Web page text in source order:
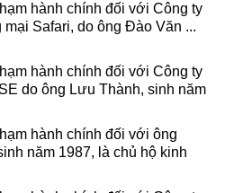
hành chính đối với Công ty
Safari, do ông Đào Văn ...
hành chính đối với Công ty
do ông Lưu Thành, sinh năm
hành chính đối với ông
năm 1987, là chủ hộ kinh